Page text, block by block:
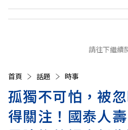
請往下繼續
首頁 話題 時事
孤獨不可怕，被
得關注！國泰人